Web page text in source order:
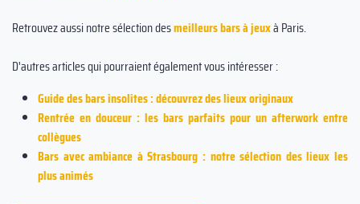
Retrouvez aussi notre sélection desmeilleurs bars à jeuxà Paris.
D'autres articles qui pourraient également vous intéresser :
Guide des bars insolites : découvrez des lieux originaux
Rentrée en douceur : les bars parfaits pour un afterwork entre
collègues
Bars avec ambiance à Strasbourg : notre sélection des lieux les
plus animés